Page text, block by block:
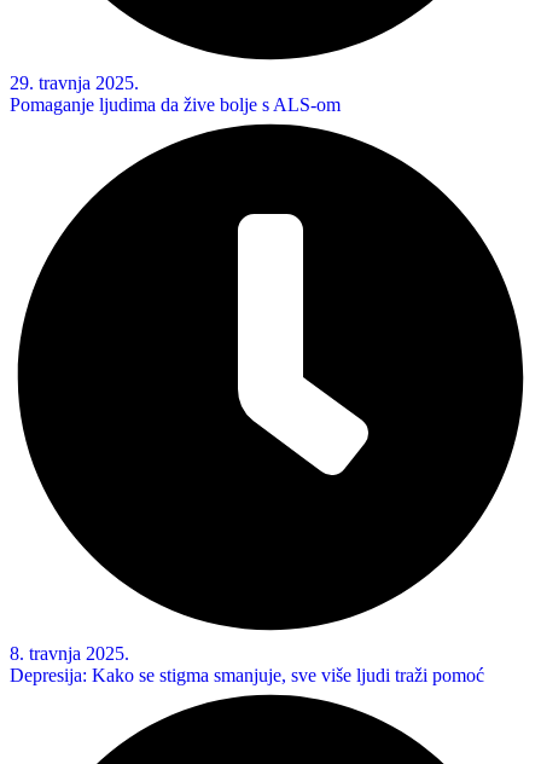
29. travnja 2025.
Pomaganje ljudima da žive bolje s ALS-om
8. travnja 2025.
Depresija: Kako se stigma smanjuje, sve više ljudi traži pomoć